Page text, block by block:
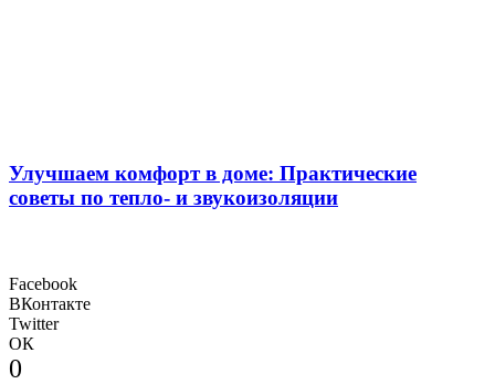
Улучшаем комфорт в доме: Практические
советы по тепло- и звукоизоляции
Facebook
ВКонтакте
Twitter
ОК
0